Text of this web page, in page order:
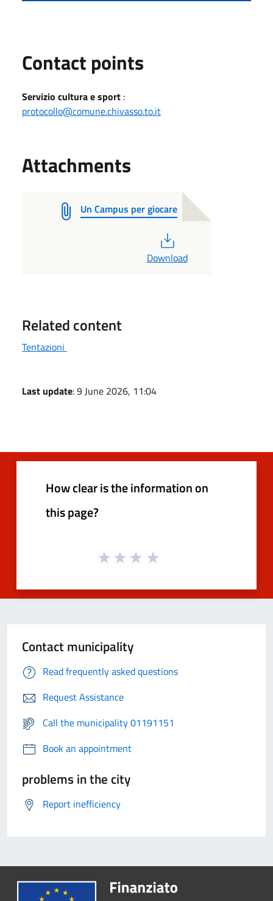
Contact points
Servizio cultura e sport :
protocollo@comune.chivasso.to.it
Attachments
Un Campus per giocare
Download
Related content
Tentazioni
Last update: 9 June 2026, 11:04
How clear is the information on
this page?
Contact municipality
Read frequently asked questions
Request Assistance
Call the municipality 01191151
Book an appointment
problems in the city
Report inefficiency